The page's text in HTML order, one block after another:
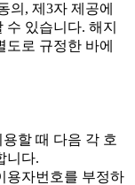
의, 제3자 제공에
있습니다. 해지
도로 규정한 바에
할 때 다음 각 호
니다.
용자번호를 부정하